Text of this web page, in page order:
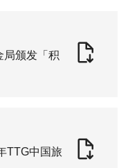
局颁发「积
TTG中国旅